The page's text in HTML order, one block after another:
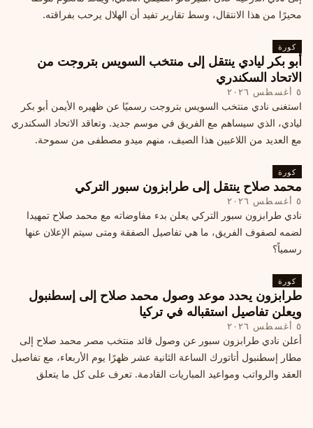
محيرًا من هذا الانتقال، وسط تقارير تفيد أن الهلال يرحب بفراقته.
كورة
أبو بكر ليادي ينتقل إلى منتخب السويس بتروجت من
الاتحاد السكندري
٥ أغسطس ٢٠٢٦
استغنى نادي منتخب السويس بتروجت رسميًا عن ظهيره الأيمن أبو بكر
ليادي، الذي سيساهم مع الفريق في موسم جديد. وتعاقد الاتحاد السكندري
مع العديد من اللاعبين هذا الصيف، منهم ميدو مصطفى من سموحة.
كورة
محمد صلاح ينتقل إلى طرابزون سبور التركي
٥ أغسطس ٢٠٢٦
نادي طرابزون سبور التركي يعلن بدء مفاوضاته مع محمد صلاح تمهيدا
لضمه لصفوف الفريق، ما هي تفاصيل الصفقة ومتى سيتم الإعلان عنها
رسمياً؟
كورة
طرابزون يحدد موعد وصول محمد صلاح إلى إسطنبول
ويعلن تفاصيل استقباله في تركيا
٥ أغسطس ٢٠٢٦
أعلن نادي طرابزون سبور عن وصول قائد منتخب مصر محمد صلاح إلى
مطار إسطنبول أتاتورك الساعة الثانية عشر ظهرًا يوم الأربعاء، مع تفاصيل
العقد والرواتب ومواعيد المباريات القادمة. تعرف على كل ما يتعلق